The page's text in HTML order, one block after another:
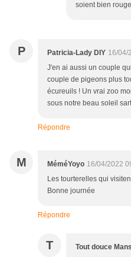
soient bien
P Patricia-Lady DIY 16/04/
J'en ai aussi un couple
couple de pigeons plus
écureuils ! Un vrai zoo
sous notre beau soleil
Répondre
M MéméYoyo 16/04/2022
Les tourterelles qui
Bonne journée
Répondre
T Tout douce Mans